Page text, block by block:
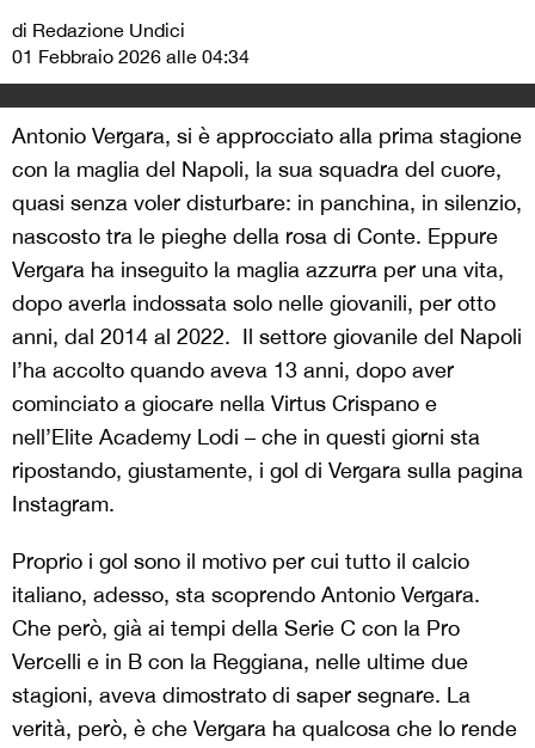
di Redazione Undici
01 Febbraio 2026 alle 04:34
Antonio Vergara, si è approcciato alla prima stagione
con la maglia del Napoli, la sua squadra del cuore,
quasi senza voler disturbare: in panchina, in silenzio,
nascosto tra le pieghe della rosa di Conte. Eppure
Vergara ha inseguito la maglia azzurra per una vita,
dopo averla indossata solo nelle giovanili, per otto
anni, dal 2014 al 2022. Il settore giovanile del Napoli
l’ha accolto quando aveva 13 anni, dopo aver
cominciato a giocare nella Virtus Crispano e
nell’Elite Academy Lodi – che in questi giorni sta
ripostando, giustamente, i gol di Vergara sulla pagina
Instagram.
Proprio i gol sono il motivo per cui tutto il calcio
italiano, adesso, sta scoprendo Antonio Vergara.
Che però, già ai tempi della Serie C con la Pro
Vercelli e in B con la Reggiana, nelle ultime due
stagioni, aveva dimostrato di saper segnare. La
verità, però, è che Vergara ha qualcosa che lo rende